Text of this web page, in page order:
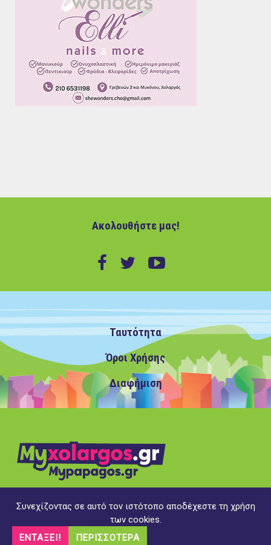
Ακολουθήστε μας!
Ταυτότητα
Όροι Χρήσης
Διαφήμιση
Copyright ©2020 MyXolargos.gr/MyPapagos.gr, με την
Συνεχίζοντας σε αυτό τον ιστότοπο αποδέχεστε τη χρήση
των cookies.
ΕΝΤΆΞΕΙ!
ΠΕΡΙΣΣΌΤΕΡΑ